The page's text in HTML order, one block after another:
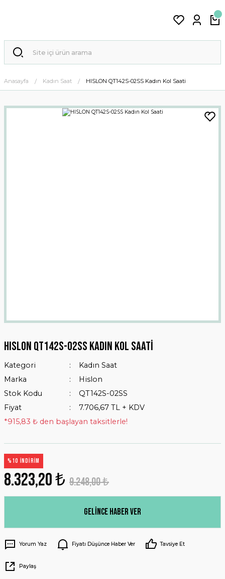
Anasayfa Kadın Saat HISLON QT142S-02SS Kadın Kol Saati
HISLON QT142S-02SS Kadın Kol Saati
Kategori
Kadın Saat
Marka
Hislon
Stok Kodu
QT142S-02SS
Fiyat
7.706,67 TL + KDV
*915,83 ₺ den başlayan taksitlerle!
%10 İNDİRİM
8.323,20 ₺ 9.248,00 ₺
Gelince Haber Ver
Yorum Yaz Fiyatı Düşünce Haber Ver Tavsiye Et
Paylaş